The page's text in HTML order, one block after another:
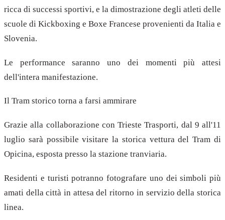
ricca di successi sportivi, e la dimostrazione degli atleti delle
scuole di Kickboxing e Boxe Francese provenienti da Italia e
Slovenia.
Le performance saranno uno dei momenti più attesi
dell'intera manifestazione.
Il Tram storico torna a farsi ammirare
Grazie alla collaborazione con Trieste Trasporti, dal 9 all'11
luglio sarà possibile visitare la storica vettura del Tram di
Opicina, esposta presso la stazione tranviaria.
Residenti e turisti potranno fotografare uno dei simboli più
amati della città in attesa del ritorno in servizio della storica
linea.